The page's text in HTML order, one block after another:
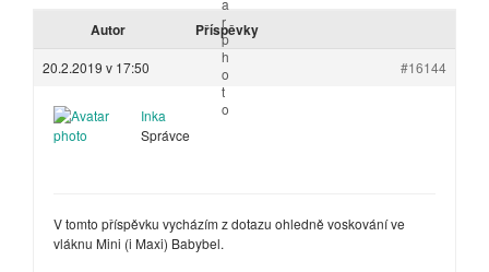
Autor Příspěvky
20.2.2019 v 17:50 #16144
Inka
Správce
V tomto příspěvku vycházím z dotazu ohledně voskování ve
vláknu Mini (i Maxi) Babybel.